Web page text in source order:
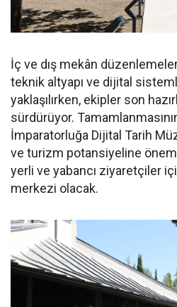
İç ve dış mekân
teknik altyapı ve dijital
yaklaşılırken, ekipler son
sürdürüyor.
İmparatorluğa Dijital Tarih
ve turizm potansiyeline
yerli ve yabancı ziyaretçiler
merkezi olacak.